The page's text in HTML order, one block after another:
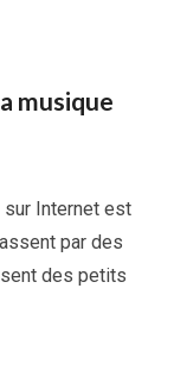
musique
sur Internet est
par des
des petits